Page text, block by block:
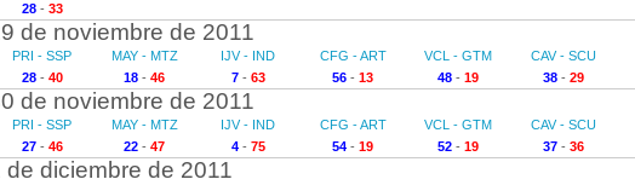
28- 33
de noviembre de 2011
PRI - SSP
28- 40
MAY - MTZ
18 - 46
IJV - IND
7- 63
CFG - ART
56 - 13
VCL - GTM
48- 19
CAV - SCU
38- 29
de noviembre de 2011
PRI - SSP
27- 46
MAY - MTZ
22 - 47
IJV - IND
4- 75
CFG - ART
54 - 19
VCL - GTM
52- 19
CAV - SCU
37- 36
de diciembre de 2011